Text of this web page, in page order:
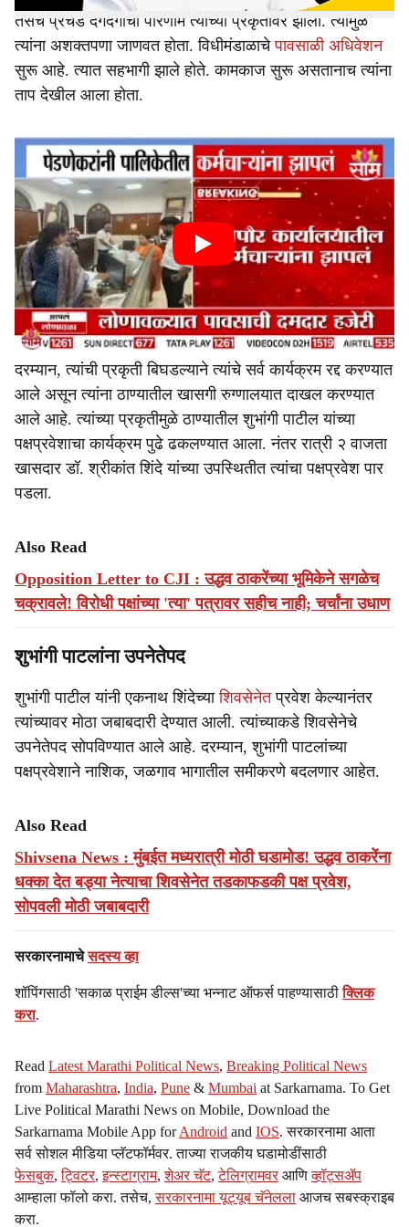
तसेच प्रचंड दगदगीचा परिणाम त्यांच्या प्रकृतीवर झाला. त्यामुळे
त्यांना अशक्तपणा जाणवत होता. विधीमंडाळाचेपावसाळी अधिवेशन
सुरू आहे. त्यात सहभागी झाले होते. कामकाज सुरू असतानाच त्यांना
ताप देखील आला होता.
दरम्यान, त्यांची प्रकृती बिघडल्याने त्यांचे सर्व कार्यक्रम रद्द करण्यात
आले असून त्यांना ठाण्यातील खासगी रुग्णालयात दाखल करण्यात
आले आहे. त्यांच्या प्रकृतीमुळे ठाण्यातील शुभांगी पाटील यांच्या
पक्षप्रवेशाचा कार्यक्रम पुढे ढकलण्यात आला. नंतर रात्री २ वाजता
खासदार डॉ. श्रीकांत शिंदे यांच्या उपस्थितीत त्यांचा पक्षप्रवेश पार
पडला.
Also Read
Opposition Letter to CJI : उद्धव ठाकरेंच्या भूमिकेने सगळेच
चक्रावले! विरोधी पक्षांच्या 'त्या' पत्रावर सहीच नाही; चर्चांना उधाण
शुभांगी पाटलांना उपनेतेपद
शुभांगी पाटील यांनी एकनाथ शिंदेच्याशिवसेनेतप्रवेश केल्यानंतर
त्यांच्यावर मोठा जबाबदारी देण्यात आली. त्यांच्याकडे शिवसेनेचे
उपनेतेपद सोपविण्यात आले आहे. दरम्यान, शुभांगी पाटलांच्या
पक्षप्रवेशाने नाशिक, जळगाव भागातील समीकरणे बदलणार आहेत.
Also Read
Shivsena News : मुंबईत मध्यरात्री मोठी घडामोड! उद्धव ठाकरेंना
धक्का देत बड्या नेत्याचा शिवसेनेत तडकाफडकी पक्ष प्रवेश,
सोपवली मोठी जबाबदारी
सरकारनामाचेसदस्य व्हा
शॉपिंगसाठी 'सकाळ प्राईम डील्स'च्या भन्नाट ऑफर्स पाहण्यासाठीक्लिक
करा.
Read Latest Marathi Political News, Breaking Political News
from Maharashtra, India, Pune & Mumbai at Sarkarnama. To Get
Live Political Marathi News on Mobile, Download the
Sarkarnama Mobile App forAndroid and IOS. सरकारनामा आता
सर्व सोशल मीडिया प्लॅटफॉर्मवर. ताज्या राजकीय घडामोडींसाठी
फेसबुक,ट्विटर,इन्स्टाग्राम,शेअर चॅट,टेलिग्रामवर आणिव्हॉट्सॲप
आम्हाला फॉलो करा. तसेच,सरकारनामा यूट्यूब चॅनेलला आजच सबस्क्राइब
करा.